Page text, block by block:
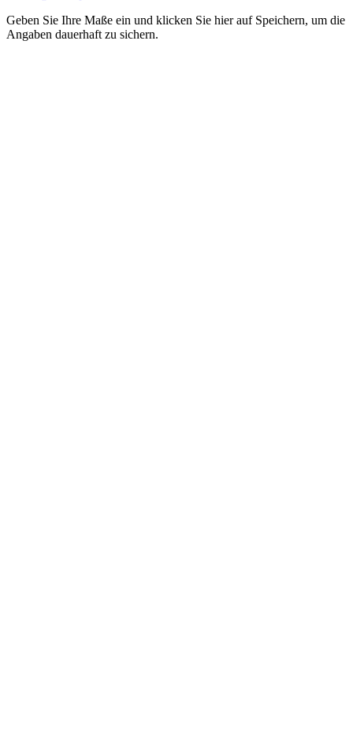
Geben Sie Ihre Maße ein und klicken Sie hier auf Speichern, um die
Angaben dauerhaft zu sichern.